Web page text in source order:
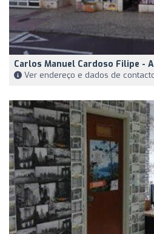
Carlos Manuel Cardoso Filipe -
Ver endereço e dados de